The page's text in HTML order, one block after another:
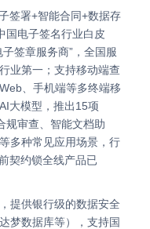
签署+智能合同+数据存
国电子签名行业白皮
签章服务商”，全国服
业第一； 支持移动端查
、手机端等多终端移
大模型，推出15项
规审查、智能文档助
多种常见应用场景，行
契约锁全线产品已
提供银行级的数据安全
梦数据库等），支持国